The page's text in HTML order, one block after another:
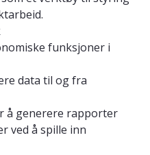
funksjoner i
data til og fra
å generere rapporter
ved å spille inn